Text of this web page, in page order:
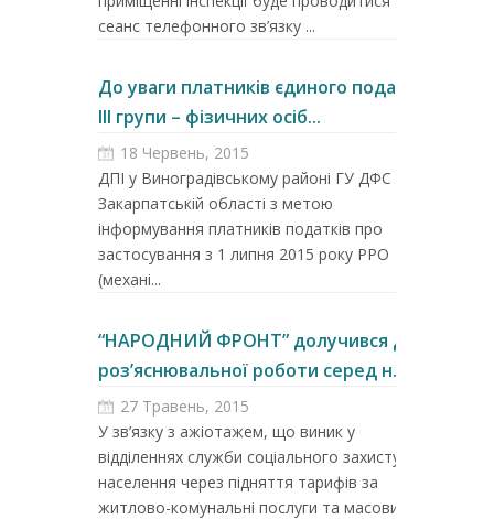
сеанс телефонного зв’язку ...
До уваги платників єдиного податку
ІІІ групи – фізичних осіб...
18 Червень, 2015
ДПІ у Виноградівському районі ГУ ДФС у
Закарпатській області з метою
інформування платників податків про
застосування з 1 липня 2015 року РРО
(механі...
“НАРОДНИЙ ФРОНТ” долучився до
роз’яснювальної роботи серед н...
27 Травень, 2015
У зв’язку з ажіотажем, що виник у
відділеннях служби соціального захисту
населення через підняття тарифів за
житлово-комунальні послуги та масовими